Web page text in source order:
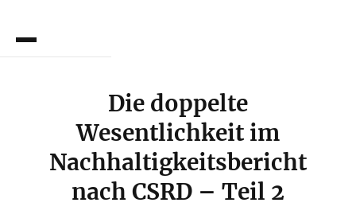
Die doppelte
Wesentlichkeit im
Nachhaltigkeitsbericht
nach CSRD – Teil 2